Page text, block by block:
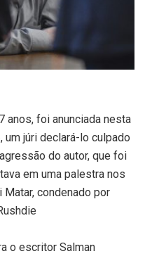
anos, foi anunciada nesta
júri declará-lo culpado
do autor, que foi
em uma palestra nos
Matar, condenado por
o escritor Salman